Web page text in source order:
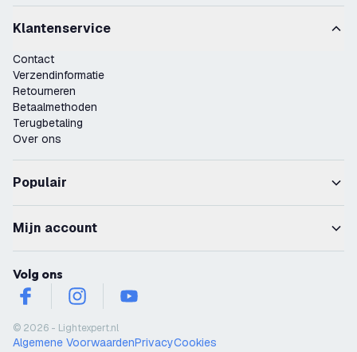
Klantenservice
Contact
Verzendinformatie
Retourneren
Betaalmethoden
Terugbetaling
Over ons
Populair
Mijn account
Volg ons
facebookinstagramyoutube
© 2026 - Lightexpert.nl
Algemene VoorwaardenPrivacyCookies